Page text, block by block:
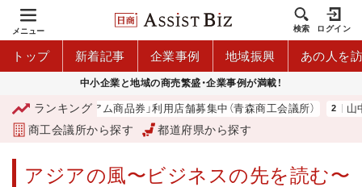
メニュー 検索 ログイン
トップ 新着記事 企業事例 地域振興 あの人を
中小企業と地域の商売繁盛・企業事例が満載！
ランキング
「青森市プレミアム商品券」利用店舗募集中（青森商工会議所） 山中
商工会議所から探す 都道府県から探す
アジアの風〜ビジネスの先を読む〜